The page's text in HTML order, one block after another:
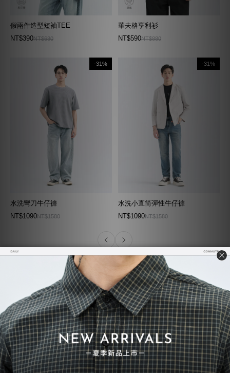
假兩件造型短袖TEE
NT$390NT$680
華夫格亨利衫
NT$590NT$880
-31%
水洗彎刀牛仔褲
NT$1090NT$1580
-31%
水洗小直筒彈性牛仔褲
NT$1090NT$1580
逛降價專區
熱銷必買推薦 經典熱賣．一買再買